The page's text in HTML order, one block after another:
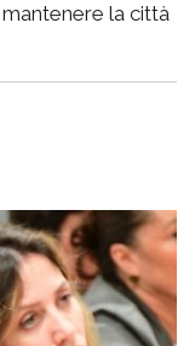
la città